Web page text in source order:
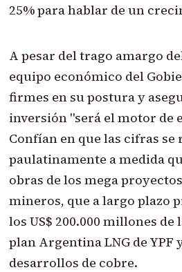
25% para hablar de un
A pesar del trago amargo
equipo económico del
firmes en su postura y
inversión "será el motor de
Confían en que las cifras
paulatinamente a medida
obras de los mega
mineros, que a largo plazo
los US$ 200.000 millones de
plan Argentina LNG de
desarrollos de cobre.